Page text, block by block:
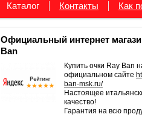
Каталог Контакты Как
Официальный интернет
Ban
Купить очки Ray Ban
официальном сайте
ban-msk.ru/
Настоящее
качество!
Гарантия на всю